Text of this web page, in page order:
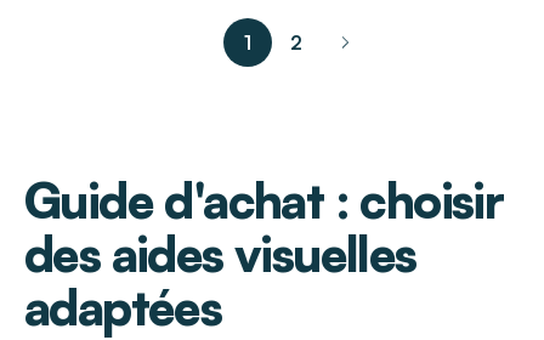
1 2
Guide d'achat : choisir
des aides visuelles
adaptées